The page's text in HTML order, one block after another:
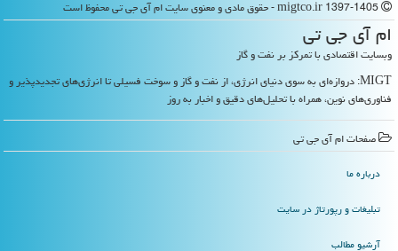
ام آی جی تی
وبسایت اقتصادی با تمرکز بر نفت و گاز
MIGT: دروازه‌ای به سوی دنیای انرژی، از نفت و گاز و سوخت فسیلی تا انرژی‌های تجدیدپذیر و
فناوری‌های نوین، همراه با تحلیل‌های دقیق و اخبار به روز
صفحات ام آی جی تی
درباره ما
تبلیغات و رپورتاژ در سایت
آرشیو مطالب